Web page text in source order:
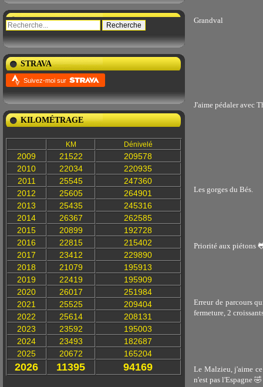
STRAVA
Suivez-moi sur
KILOMÉTRAGE
KM Dénivelé
2009 21522
209578
2010
22034
220935
2011
25545
247360
2012
25605
264901
2013
25435
245316
2014
26367
262585
2015
20899
192728
2016
22815
215402
2017
23412
229890
2018
21079
195913
2019
22419
195909
2020
26017
251984
2021
25525
209404
2022
25614
208131
2023
23592
195003
2024
23493
182687
2025
20672 165204
2026 11395 94169
Grandval
J'aime pédaler avec
Les gorges du Bés.
Priorité aux piétons
Erreur de parcours
fermeture, 2
Le Malzieu, j'aime
n'est pas l'Espagne 🤣